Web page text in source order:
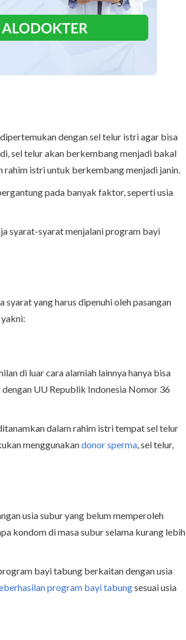
dengan sel telur istri agar bisa
sel telur akan berkembang menjadi bakal
rahim istri untuk berkembang menjadi janin.
pada banyak faktor, seperti usia
syarat-syarat menjalani program bayi
yang harus dipenuhi oleh pasangan
di luar cara alamiah lainnya hanya bisa
dengan UU Republik Indonesia Nomor 36
dalam rahim istri tempat sel telur
menggunakandonor sperma, sel telur,
usia subur yang belum memperoleh
kondom di masa subur selama kurang lebih
bayi tabung berkaitan dengan usia
program bayi tabungsesuai usia